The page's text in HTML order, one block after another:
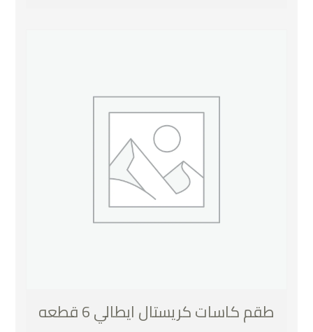
طقم كاسات كريستال ايطالي 6 قطعه